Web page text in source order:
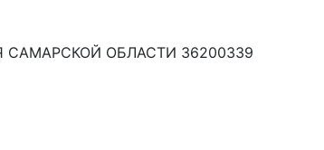
ОБЛАСТИ 36200339